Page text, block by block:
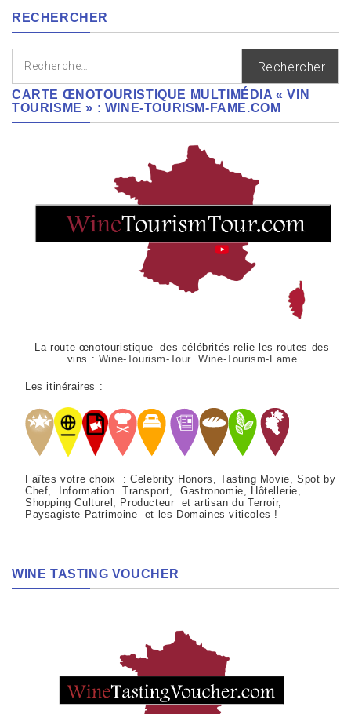
RECHERCHER
Rechercher :
CARTE ŒNOTOURISTIQUE MULTIMÉDIA « VIN
TOURISME » : WINE-TOURISM-FAME.COM
La route œnotouristique des célébrités relie les routes des
vins : Wine-Tourism-Tour Wine-Tourism-Fame
Les itinéraires :
Faîtes votre choix : Celebrity Honors, Tasting Movie, Spot by
Chef, Information Transport, Gastronomie, Hôtellerie,
Shopping Culturel, Producteur et artisan du Terroir,
Paysagiste Patrimoine et les Domaines viticoles !
WINE TASTING VOUCHER